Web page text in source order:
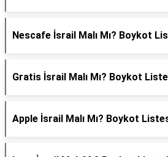
Nescafe İsrail Malı Mı? Boykot
Gratis İsrail Malı Mı? Boykot
Apple İsrail Malı Mı? Boykot